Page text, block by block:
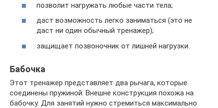
позволит нагружать любые части тела;
даст возможность легко заниматься (это не
даст ни один обычный тренажер);
защищает позвоночник от лишней нагрузки.
Бабочка
Этот тренажер представляет два рычага, которые
соединены пружиной. Внешне конструкция похожа на
бабочку. Для занятий нужно стремиться максимально